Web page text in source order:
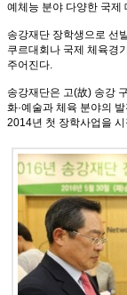
예체능 분야 다양한 국제
송강재단 장학생으로 선
쿠르대회나 국제 체육경
주어진다.
송강재단은 고(故) 송강
화·예술과 체육 분야의
2014년 첫 장학사업을